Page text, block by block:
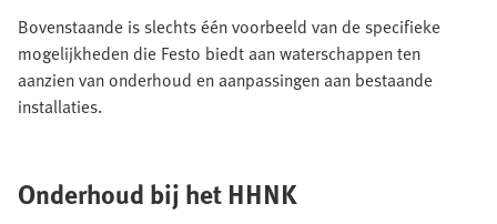
Bovenstaande is slechts één voorbeeld van de specifieke
mogelijkheden die Festo biedt aan waterschappen ten
aanzien van onderhoud en aanpassingen aan bestaande
installaties.
Onderhoud bij het HHNK